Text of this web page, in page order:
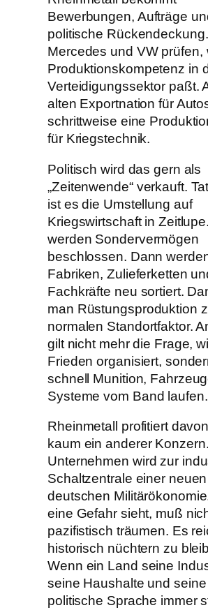
Bewerbungen, Aufträge
politische Rückendeckung.
Mercedes und VW prüfen,
Produktionskompetenz in
Verteidigungssektor paßt.
alten Exportnation für
schrittweise eine
für Kriegstechnik.
Politisch wird das gern als
„Zeitenwende“ verkauft.
ist es die Umstellung auf
Kriegswirtschaft in
werden Sondervermögen
beschlossen. Dann
Fabriken, Zulieferketten
Fachkräfte neu sortiert.
man Rüstungsproduktion
normalen Standortfaktor.
gilt nicht mehr die Frage,
Frieden organisiert,
schnell Munition,
Systeme vom Band laufen.
Rheinmetall profitiert
kaum ein anderer
Unternehmen wird zur
Schaltzentrale einer neuen
deutschen
eine Gefahr sieht, muß
pazifistisch träumen. Es
historisch nüchtern zu
Wenn ein Land seine
seine Haushalte und seine
politische Sprache immer